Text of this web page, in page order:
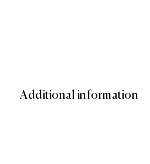
Additional information